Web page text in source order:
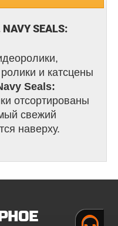
SEALS:
и катсцены
Seals:
отсортированы
свежий
наверху.